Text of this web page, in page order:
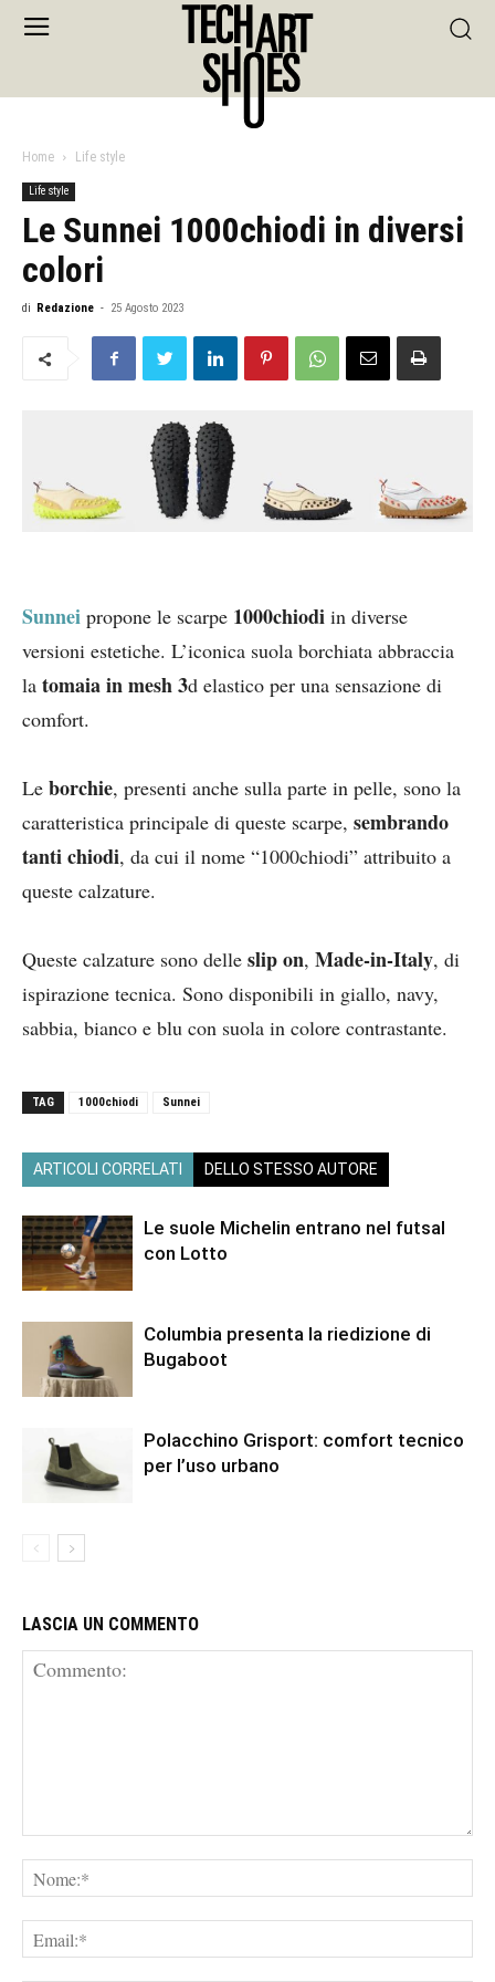
Home Life style
Life style
Le Sunnei 1000chiodi in diversi
colori
di Redazione - 25 Agosto 2023
Sunnei propone le scarpe 1000chiodi in diverse
versioni estetiche. L’iconica suola borchiata abbraccia
la tomaia in mesh 3d elastico per una sensazione di
comfort.
Le borchie, presenti anche sulla parte in pelle, sono la
caratteristica principale di queste scarpe, sembrando
tanti chiodi, da cui il nome “1000chiodi” attribuito a
queste calzature.
Queste calzature sono delle slip on, Made-in-Italy, di
ispirazione tecnica. Sono disponibili in giallo, navy,
sabbia, bianco e blu con suola in colore contrastante.
TAG 1000chiodi Sunnei
ARTICOLI CORRELATI DELLO STESSO AUTORE
Le suole Michelin entrano nel futsal
con Lotto
Columbia presenta la riedizione di
Bugaboot
Polacchino Grisport: comfort tecnico
per l’uso urbano
LASCIA UN COMMENTO